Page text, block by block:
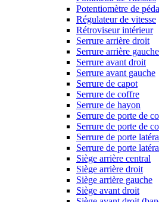
Potentiomètre de
Régulateur de vitesse
Rétroviseur intérieur
Serrure arrière droit
Serrure arrière gauche
Serrure avant droit
Serrure avant gauche
Serrure de capot
Serrure de coffre
Serrure de hayon
Serrure de porte de
Serrure de porte de
Serrure de porte
Serrure de porte
Siège arrière central
Siège arrière droit
Siège arrière gauche
Siège avant droit